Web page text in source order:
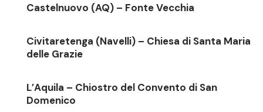
Castelnuovo (AQ) – Fonte Vecchia
Civitaretenga (Navelli) – Chiesa di Santa Maria
delle Grazie
L’Aquila – Chiostro del Convento di San
Domenico